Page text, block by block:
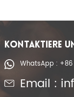
KONTAKTIERE
WhatsApp : +86
Email :